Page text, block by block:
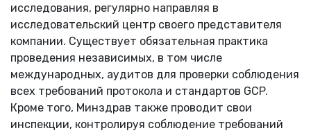
исследования, регулярно направляя в
исследовательский центр своего представителя
компании. Существует обязательная практика
проведения независимых, в том числе
международных, аудитов для проверки соблюдения
всех требований протокола и стандартов GCP.
Кроме того, Минздрав также проводит свои
инспекции, контролируя соблюдение требований